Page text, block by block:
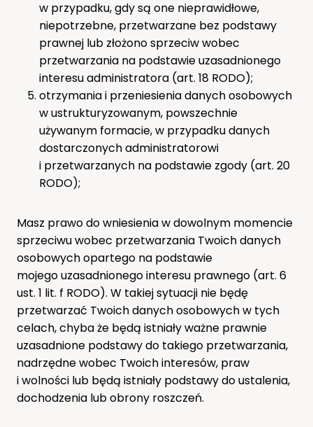
w przypadku, gdy są one nieprawidłowe,
niepotrzebne, przetwarzane bez podstawy
prawnej lub złożono sprzeciw wobec
przetwarzania na podstawie uzasadnionego
interesu administratora (art. 18 RODO);
otrzymania i przeniesienia danych osobowych
w ustrukturyzowanym, powszechnie
używanym formacie, w przypadku danych
dostarczonych administratorowi
i przetwarzanych na podstawie zgody (art. 20
RODO);
Masz prawo do wniesienia w dowolnym momencie
sprzeciwu wobec przetwarzania Twoich danych
osobowych opartego na podstawie
mojego uzasadnionego interesu prawnego (art. 6
ust. 1 lit. f RODO). W takiej sytuacji nie będę
przetwarzać Twoich danych osobowych w tych
celach, chyba że będą istniały ważne prawnie
uzasadnione podstawy do takiego przetwarzania,
nadrzędne wobec Twoich interesów, praw
i wolności lub będą istniały podstawy do ustalenia,
dochodzenia lub obrony roszczeń.